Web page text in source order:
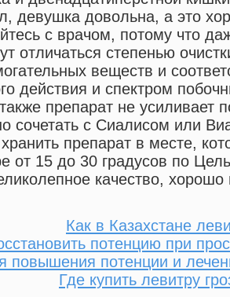
девушка довольна, а это
с врачом, потому что
отличаться степенью
веществ и
действия и спектром
препарат не усиливает
сочетать с Сиалисом или
препарат в месте,
от 15 до 30 градусов по
качество, хорошо
Как в Казахстане
потенцию при
повышения потенции и
Где купить левитру